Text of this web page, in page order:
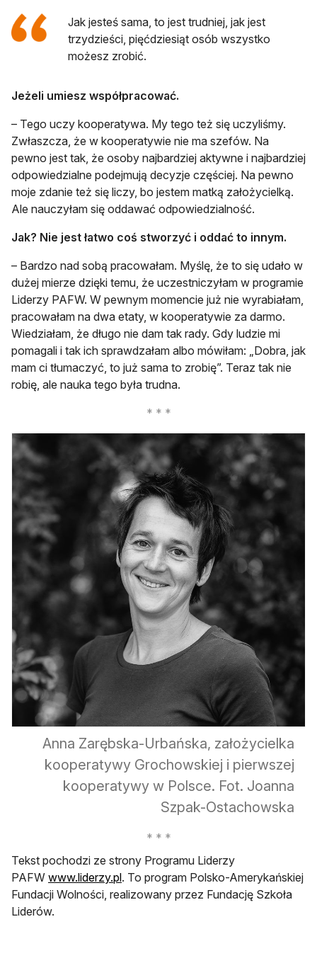
Jak jesteś sama, to jest trudniej, jak jest
trzydzieści, pięćdziesiąt osób wszystko
możesz zrobić.
Jeżeli umiesz współpracować.
– Tego uczy kooperatywa. My tego też się uczyliśmy.
Zwłaszcza, że w kooperatywie nie ma szefów. Na
pewno jest tak, że osoby najbardziej aktywne i najbardziej
odpowiedzialne podejmują decyzje częściej. Na pewno
moje zdanie też się liczy, bo jestem matką założycielką.
Ale nauczyłam się oddawać odpowiedzialność.
Jak? Nie jest łatwo coś stworzyć i oddać to innym.
– Bardzo nad sobą pracowałam. Myślę, że to się udało w
dużej mierze dzięki temu, że uczestniczyłam w programie
Liderzy PAFW. W pewnym momencie już nie wyrabiałam,
pracowałam na dwa etaty, w kooperatywie za darmo.
Wiedziałam, że długo nie dam tak rady. Gdy ludzie mi
pomagali i tak ich sprawdzałam albo mówiłam: „Dobra, jak
mam ci tłumaczyć, to już sama to zrobię”. Teraz tak nie
robię, ale nauka tego była trudna.
Anna Zarębska-Urbańska, założycielka
kooperatywy Grochowskiej i pierwszej
kooperatywy w Polsce. Fot. Joanna
Szpak-Ostachowska
Tekst pochodzi ze strony Programu Liderzy
PAFW www.liderzy.plotwiera się w nowej karcie
. To program Polsko-Amerykańskiej
Fundacji Wolności, realizowany przez Fundację Szkoła
Liderów.